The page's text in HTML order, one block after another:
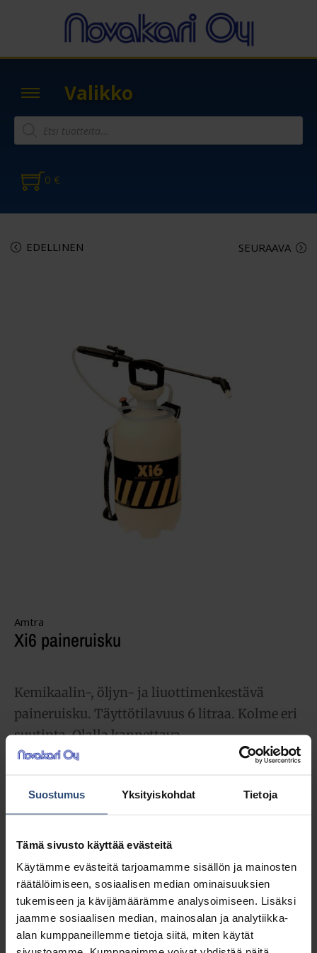
Suostumus Yksityiskohdat Tietoja
Tämä sivusto käyttää evästeitä
Käytämme evästeitä tarjoamamme sisällön ja mainosten
räätälöimiseen, sosiaalisen median ominaisuuksien
tukemiseen ja kävijämäärämme analysoimiseen. Lisäksi
jaamme sosiaalisen median, mainosalan ja analytiikka-
alan kumppaneillemme tietoja siitä, miten käytät
Valikko
0 €
EDELLINEN SEURAAVA
Amtra
Xi6 paineruisku
Kemikaalin-, öljyn- ja liuottimenkestävä
paineruisku. Täyttötilavuus 6 litraa. Kolme eri
suutinta. Olalla kannettava.
(58,42€ sis. alv 25.5%)
LISÄÄ OSTOSKORIIN
Yhteensä:
Tuotetunnus (SKU):69040069
Osasto:Painesumuttimet